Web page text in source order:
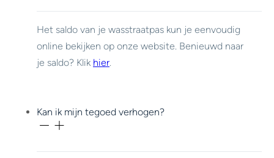
Het saldo van je wasstraatpas kun je eenvoudig
online bekijken op onze website. Benieuwd naar
je saldo? Klik hier
Kan ik mijn tegoed verhogen?